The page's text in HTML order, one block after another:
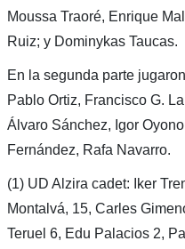
Moussa Traoré, Enrique
Ruiz; y Dominykas Taucas.
En la segunda parte
Pablo Ortiz, Francisco G.
Álvaro Sánchez, Igor
Fernández, Rafa Navarro.
(1) UD Alzira cadet: Iker
Montalvá, 15, Carles
Teruel 6, Edu Palacios 2,